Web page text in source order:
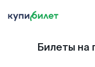
Билеты на